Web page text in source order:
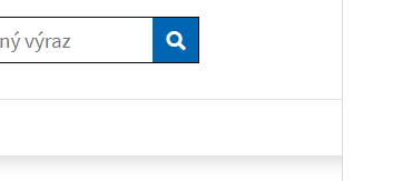
பங்குனி 3, 2025
7.0